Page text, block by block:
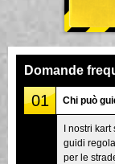
Chi Siamo
Azienda
Tokyo
Tokyo
Domande
01 Chi può
I nostri
guidi
per le